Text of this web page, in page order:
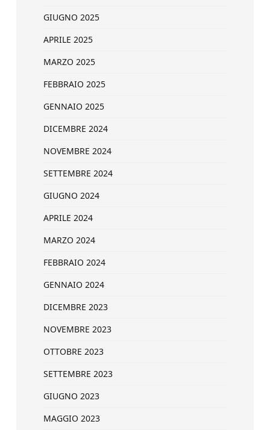
GIUGNO 2025
APRILE 2025
MARZO 2025
FEBBRAIO 2025
GENNAIO 2025
DICEMBRE 2024
NOVEMBRE 2024
SETTEMBRE 2024
GIUGNO 2024
APRILE 2024
MARZO 2024
FEBBRAIO 2024
GENNAIO 2024
DICEMBRE 2023
NOVEMBRE 2023
OTTOBRE 2023
SETTEMBRE 2023
GIUGNO 2023
MAGGIO 2023